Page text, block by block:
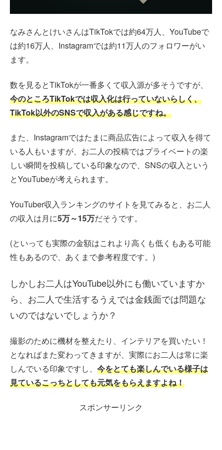
なみさんとけいさんはTikTokでは約64万人、YouTubeで
は約16万人、Instagramでは約11万人のフォロワーがい
ます。
数を見るとTikTokが一番多くて収入源が多そうですが、
今のところTikTokでは収入化は行っていないらしく、
TikTok以外のSNSで収入がある感じですね。
また、Instagramではたまに商品広告によって収入を得て
いる人もいますが、お二人の投稿ではプライベートの楽
しい瞬間を投稿している印象なので、SNSの収入という
とYouTubeが考えられます。
YouTuber収入ランキングのサイトを見てみると、お二人
の収入は月に5万～15万だそうです。
(といっても実際の金額はこれより高くも低くもある可能
性もあるので、あくまで参考程度です。)
しかしお二人はYouTube以外にも働いていますか
ら、お二人で生活するうえでは金銭面では問題な
いのではないでしょうか？
撮影のために機材を整えたり、インテリアを買いたい！
となればまた変わってきますが、実際にお二人は常に楽
しんでいる印象ですし、 今をとても楽しんでいる様子は
見ているこっちとしても元気をもらえますよね！
スポンサーリンク